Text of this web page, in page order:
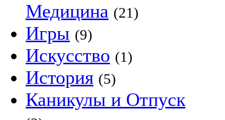
Медицина (21)
Игры (9)
Искусство (1)
История (5)
Каникулы и Отпуск